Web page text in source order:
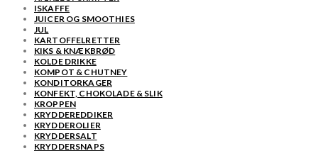
ISKAFFE
JUICER OG SMOOTHIES
JUL
KARTOFFELRETTER
KIKS & KNÆKBRØD
KOLDE DRIKKE
KOMPOT & CHUTNEY
KONDITORKAGER
KONFEKT, CHOKOLADE & SLIK
KROPPEN
KRYDDEREDDIKER
KRYDDEROLIER
KRYDDERSALT
KRYDDERSNAPS